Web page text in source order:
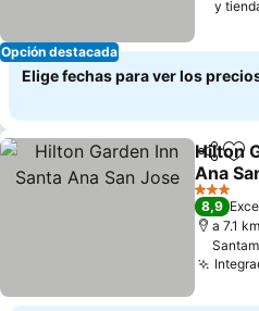
Opción destacada
y
Elige fechas para ver los
Hilton
Ana
Ver
3 Estrellas
8,9
a 7.1